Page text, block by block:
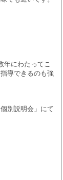
年にわたってこ
導できるのも強
別説明会」にて